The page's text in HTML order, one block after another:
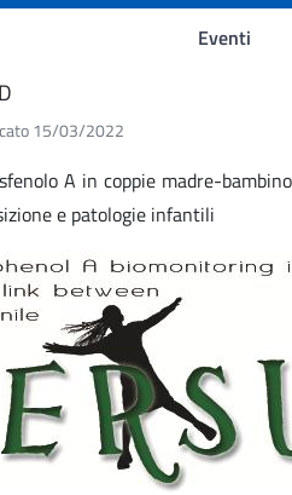
Eventi
15/03/2022
A in coppie madre-bambino
e patologie infantili